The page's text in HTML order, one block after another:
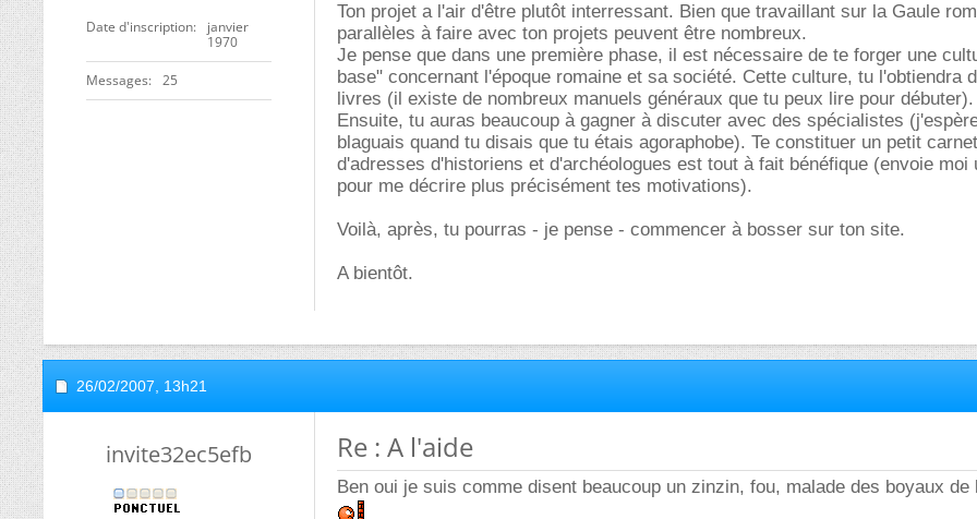
Date d'inscription
janvier
1970
Messages 25
Ton projet a l'air d'être plutôt interressant. Bien que travaillant sur la Gaule
parallèles à faire avec ton projets peuvent être nombreux.
Je pense que dans une première phase, il est nécessaire de te forger une
base" concernant l'époque romaine et sa société. Cette culture, tu l'obtiendra
livres (il existe de nombreux manuels généraux que tu peux lire pour débuter).
Ensuite, tu auras beaucoup à gagner à discuter avec des spécialistes
blaguais quand tu disais que tu étais agoraphobe). Te constituer un petit carnet
d'adresses d'historiens et d'archéologues est tout à fait bénéfique (envoie moi
pour me décrire plus précisément tes motivations).
Voilà, après, tu pourras - je pense - commencer à bosser sur ton site.
A bientôt.
26/02/2007, 13h21
invite32ec5efb Re : A l'aide
Ben oui je suis comme disent beaucoup un zinzin, fou, malade des boyaux